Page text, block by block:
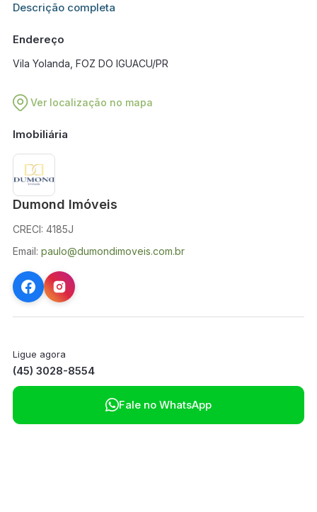
Informações adicionais sobre este imóvel estarão disponíveis
Descrição completa
Endereço
Vila Yolanda, FOZ DO IGUACU/PR
Ver localização no mapa
Imobiliária
Dumond Imóveis
CRECI: 4185J
Email: paulo@dumondimoveis.com.br
Ligue agora
(45) 3028-8554
Fale no WhatsApp